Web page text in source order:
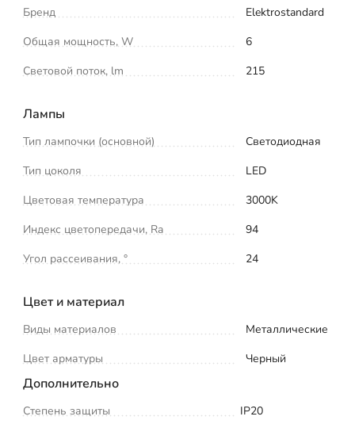
Бренд
Elektrostandard
Общая мощность, W
6
Световой поток, lm
215
Лампы
Тип лампочки (основной)
Светодиодная
Тип цоколя
LED
Цветовая температура
3000K
Индекс цветопередачи, Ra
94
Угол рассеивания, °
24
Цвет и материал
Виды материалов
Металлические
Цвет арматуры
Черный
Дополнительно
Степень защиты
IP20